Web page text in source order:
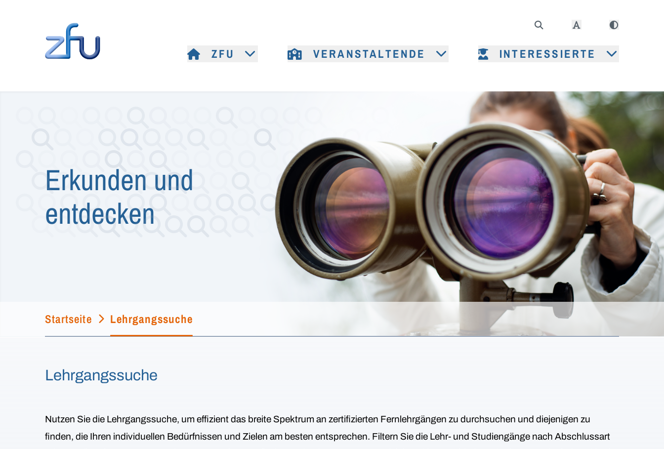
ZFU VERANSTALTENDE INTERESSIERTE
Erkunden und
entdecken
Startseite Lehrgangssuche
Lehrgangssuche
Nutzen Sie die Lehrgangssuche, um effizient das breite Spektrum an zertifizierten Fernlehrgängen zu durchsuchen und diejenigen zu
finden, die Ihren individuellen Bedürfnissen und Zielen am besten entsprechen. Filtern Sie die Lehr- und Studiengänge nach Abschlussart